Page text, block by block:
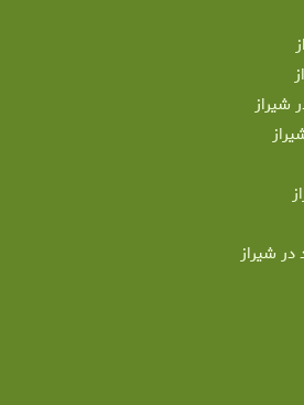
شیراز
در شیراز